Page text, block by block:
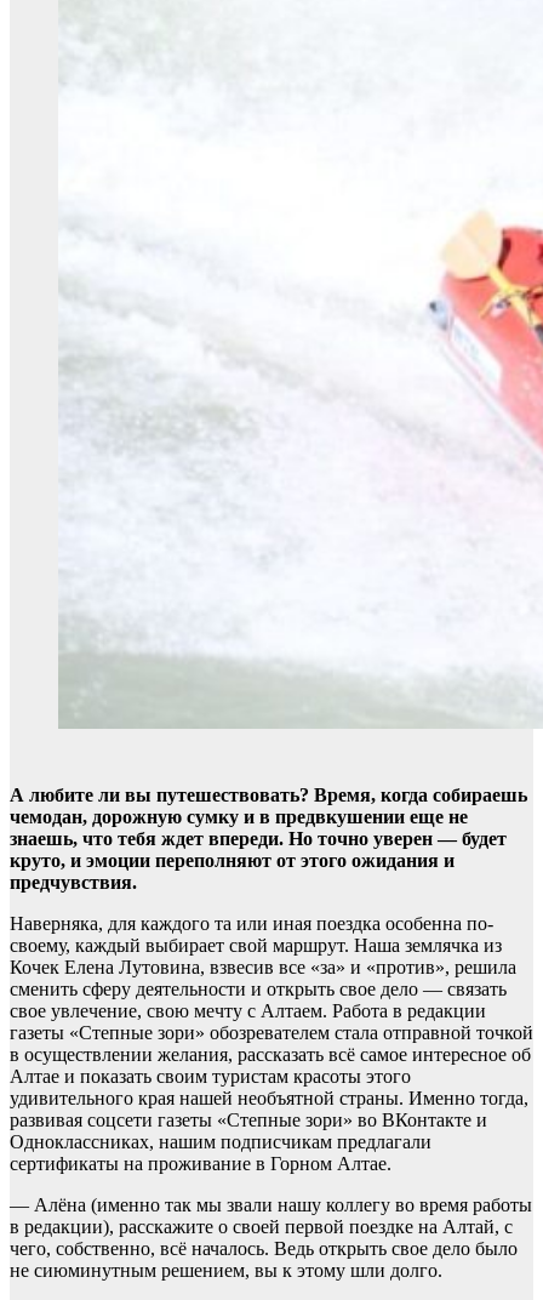
А любите ли вы путешествовать? Время, когда собираешь
чемодан, дорожную сумку и в предвкушении еще не
знаешь, что тебя ждет впереди. Но точно уверен — будет
круто, и эмоции переполняют от этого ожидания и
предчувствия.
Наверняка, для каждого та или иная поездка особенна по-
своему, каждый выбирает свой маршрут. Наша землячка из
Кочек Елена Лутовина, взвесив все «за» и «против», решила
сменить сферу деятельности и открыть свое дело — связать
свое увлечение, свою мечту с Алтаем. Работа в редакции
газеты «Степные зори» обозревателем стала отправной точкой
в осуществлении желания, рассказать всё самое интересное об
Алтае и показать своим туристам красоты этого
удивительного края нашей необъятной страны. Именно тогда,
развивая соцсети газеты «Степные зори» во ВКонтакте и
Одноклассниках, нашим подписчикам предлагали
сертификаты на проживание в Горном Алтае.
— Алёна (именно так мы звали нашу коллегу во время работы
в редакции), расскажите о своей первой поездке на Алтай, с
чего, собственно, всё началось. Ведь открыть свое дело было
не сиюминутным решением, вы к этому шли долго.